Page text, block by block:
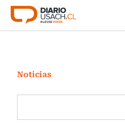
Click acá para ir directamente
Investigación
Cultura
Programas Radio y TV
Noticias